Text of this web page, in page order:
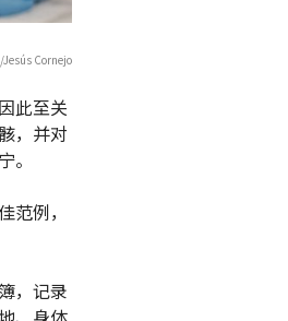
Cornejo
此至关
，并对
。
例，
，记录